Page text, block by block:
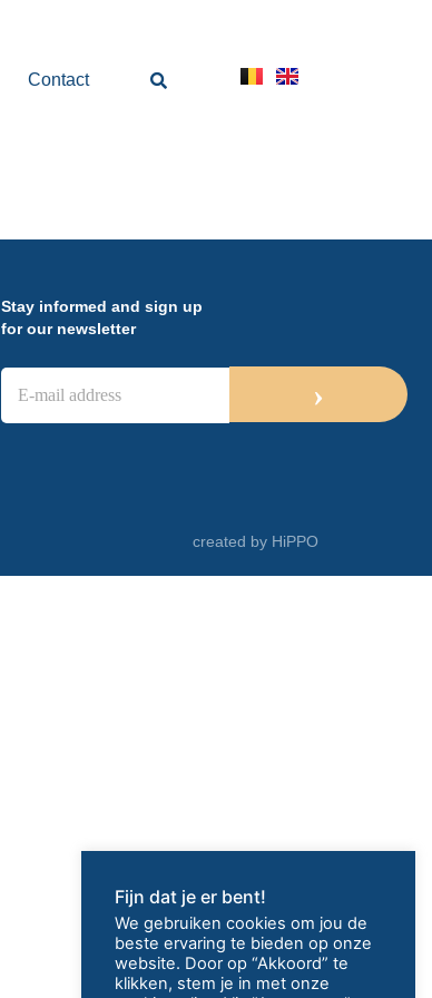
Contact
Stay informed and sign up
for our newsletter
E
m
›
created by HiPPO
Fijn dat je er bent!
We gebruiken cookies om jou de
beste ervaring te bieden op onze
website. Door op “Akkoord” te
klikken, stem je in met onze